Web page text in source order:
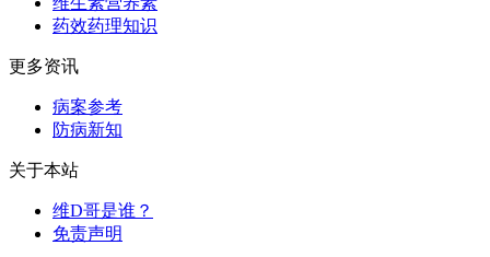
药效药理知识
更多资讯
病案参考
防病新知
关于本站
维D哥是谁？
免责声明